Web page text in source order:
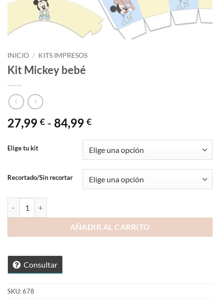
INICIO / KITS IMPRESOS
Kit Mickey bebé
27,99 € - 84,99 €Rango
precios:
desde
27,99 €
hasta
84,99 €
Elige tu kit
Recortado/Sin recortar
AÑADIR AL CARRITO
Consultar
SKU:678